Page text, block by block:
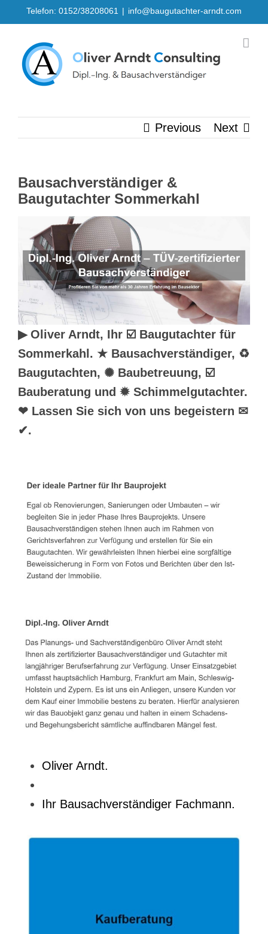
to
content
Telefon: 0152/38208061 | info@baugutachter-arndt.com
Previous Next
Bausachverständiger &
Baugutachter Sommerkahl
▶︎ Oliver Arndt, Ihr ☑️ Baugutachter für
Sommerkahl. ★ Bausachverständiger, ♻
Baugutachten, ✺ Baubetreuung, ☑️
Bauberatung und ✹ Schimmelgutachter.
❤ Lassen Sie sich von uns begeistern ✉
✔.
Oliver Arndt.
Ihr Bausachverständiger Fachmann.